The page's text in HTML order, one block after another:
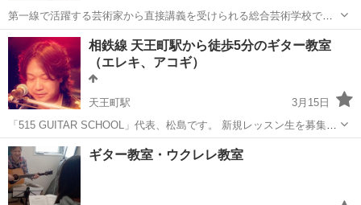
第一線で活躍する芸術家から直接講義を受けられる総合芸術学校で
す。講師陣との距離は近く、温かな雰囲気で学べます。 子供から大人
まで、月1回から通えるギター教室です。お忙しい方にも安心の自由予
約制でお好きな時間にレッスンが受け...
神奈川 横浜市 石川町駅 ギター マンツーマン
相鉄線 天王町駅から徒歩5分のギター教室
（エレキ、アコギ）
天王町駅
3月15日
「515 GUITAR SCHOOL」代表、松島です。 新規レッスン生を募集中
です。 決して「プロ志向」「上級者向け」の教室ではありません。 こ
れから始めようという方、超初心者の方、行き詰まりを感じている中
級者の方...
神奈川 横浜市 天王町駅 ギター レッスン
ギター教室・ウクレレ教室